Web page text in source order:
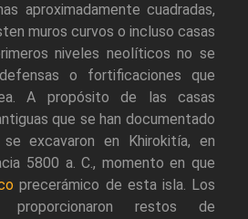
aproximadamente cuadradas,
muros curvos o incluso casas
niveles neolíticos no se
o fortificaciones que
A propósito de las casas
que se han documentado
excavaron en Khirokitía, en
5800 a. C., momento en que
precerámico de esta isla. Los
proporcionaron restos de